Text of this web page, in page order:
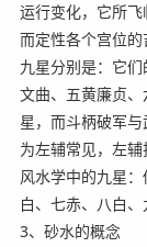
运行变化，它所飞
而定性各个宫位的
九星分别是：它
文曲、五黄廉贞
星，而斗柄破军
为左辅常见，左辅
风水学中的九星
白、七赤、八白、
3、砂水的概念